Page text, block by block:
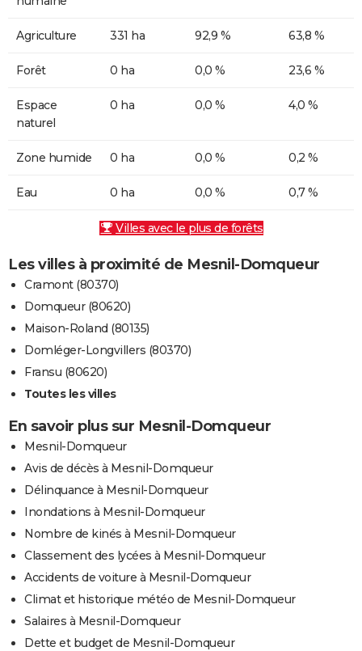
Agriculture 331 ha 92,9 % 63,8 %
Forêt 0 ha 0,0 % 23,6 %
Espace
naturel
0 ha 0,0 % 4,0 %
Zone humide 0 ha 0,0 % 0,2 %
Eau 0 ha 0,0 % 0,7 %
Villes avec le plus de forêts
Les villes à proximité de Mesnil-Domqueur
Cramont (80370)
Domqueur (80620)
Maison-Roland (80135)
Domléger-Longvillers (80370)
Fransu (80620)
Toutes les villes
En savoir plus sur Mesnil-Domqueur
Mesnil-Domqueur
Avis de décès à Mesnil-Domqueur
Délinquance à Mesnil-Domqueur
Inondations à Mesnil-Domqueur
Nombre de kinés à Mesnil-Domqueur
Classement des lycées à Mesnil-Domqueur
Accidents de voiture à Mesnil-Domqueur
Climat et historique météo de Mesnil-Domqueur
Salaires à Mesnil-Domqueur
Dette et budget de Mesnil-Domqueur